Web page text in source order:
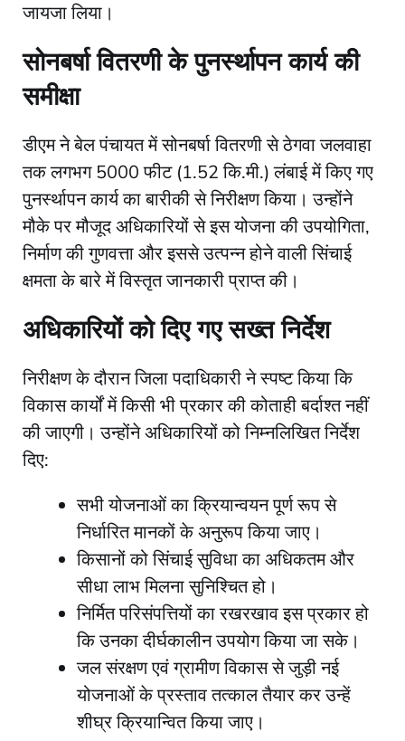
जायजा लिया।
​सोनबर्षा वितरणी के पुनर्स्थापन कार्य की
समीक्षा
​डीएम ने बेल पंचायत में सोनबर्षा वितरणी से ठेगवा जलवाहा
तक लगभग 5000 फीट (1.52 कि.मी.) लंबाई में किए गए
पुनर्स्थापन कार्य का बारीकी से निरीक्षण किया। उन्होंने
मौके पर मौजूद अधिकारियों से इस योजना की उपयोगिता,
निर्माण की गुणवत्ता और इससे उत्पन्न होने वाली सिंचाई
क्षमता के बारे में विस्तृत जानकारी प्राप्त की।
​अधिकारियों को दिए गए सख्त निर्देश
​निरीक्षण के दौरान जिला पदाधिकारी ने स्पष्ट किया कि
विकास कार्यों में किसी भी प्रकार की कोताही बर्दाश्त नहीं
की जाएगी। उन्होंने अधिकारियों को निम्नलिखित निर्देश
दिए:
​सभी योजनाओं का क्रियान्वयन पूर्ण रूप से
निर्धारित मानकों के अनुरूप किया जाए।
​किसानों को सिंचाई सुविधा का अधिकतम और
सीधा लाभ मिलना सुनिश्चित हो।
​निर्मित परिसंपत्तियों का रखरखाव इस प्रकार हो
कि उनका दीर्घकालीन उपयोग किया जा सके।
​जल संरक्षण एवं ग्रामीण विकास से जुड़ी नई
योजनाओं के प्रस्ताव तत्काल तैयार कर उन्हें
शीघ्र क्रियान्वित किया जाए।